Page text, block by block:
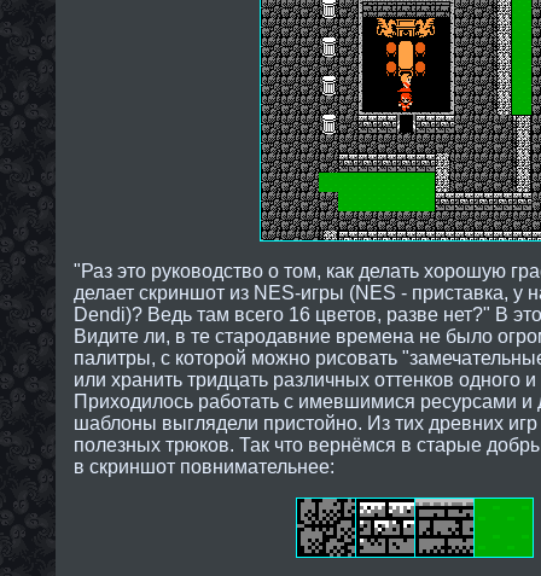
"Раз это руководство о том, как делать хорошую
делает скриншот из NES-игры (NES - приставка, у
Dendi)? Ведь там всего 16 цветов, разве нет?" В
Видите ли, в те стародавние времена не было
палитры, с которой можно рисовать
или хранить тридцать различных оттенков одного
Приходилось работать с имевшимися ресурсами и
шаблоны выглядели пристойно. Из тих древних
полезных трюков. Так что вернёмся в старые
в скриншот повнимательнее: